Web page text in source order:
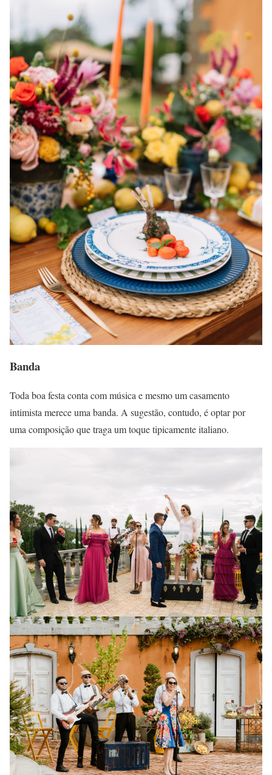
Banda
Toda boa festa conta com música e mesmo um casamento
intimista merece uma banda. A sugestão, contudo, é optar por
uma composição que traga um toque tipicamente italiano.